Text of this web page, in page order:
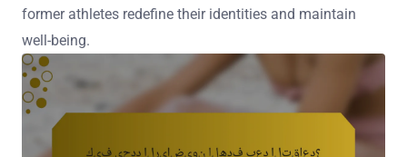
former athletes redefine their identities and maintain
well-being.